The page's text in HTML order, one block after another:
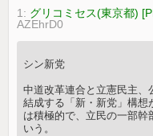
1: グリコミセス(東京都)
AZEhrD0
シン新党
中道改革連合と立憲民主、
結成する「新・新党」構
は積極的で、立民の一部幹
いう。